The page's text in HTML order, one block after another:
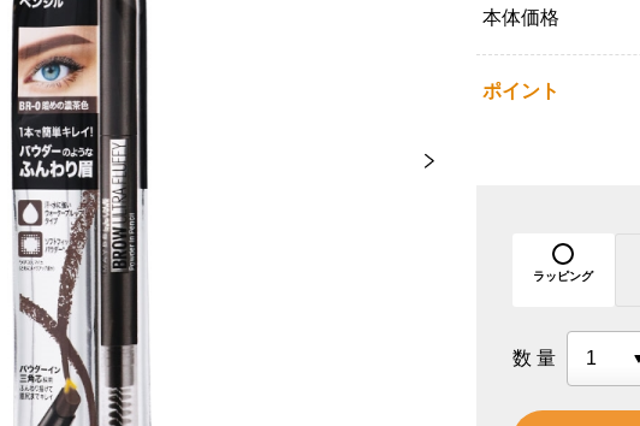
本体価格
ポイント
ラッピング
数量